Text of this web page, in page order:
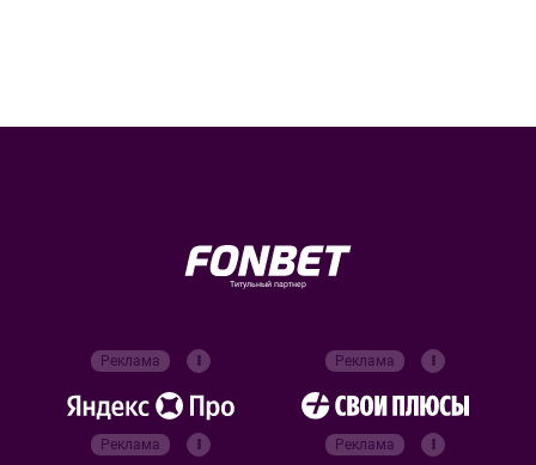
Титульный партнер
Реклама Реклама
Реклама Реклама